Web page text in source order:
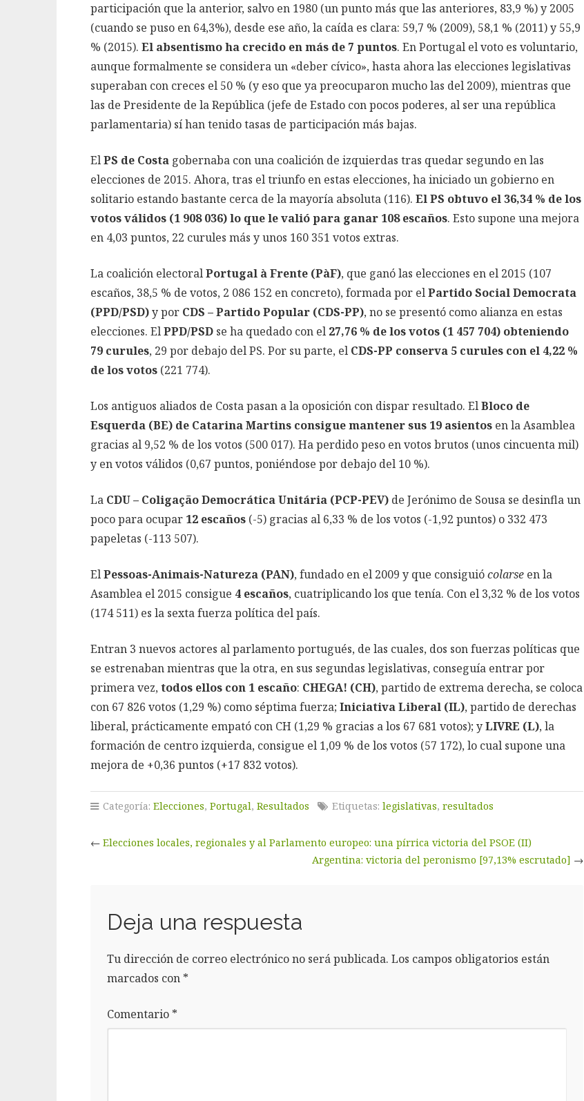
participación que la anterior, salvo en 1980 (un punto más que las anteriores, 83,9 %) y 2005
(cuando se puso en 64,3%), desde ese año, la caída es clara: 59,7 % (2009), 58,1 % (2011) y 55,9
% (2015). El absentismo ha crecido en más de 7 puntos. En Portugal el voto es voluntario,
aunque formalmente se considera un «deber cívico», hasta ahora las elecciones legislativas
superaban con creces el 50 % (y eso que ya preocuparon mucho las del 2009), mientras que
las de Presidente de la República (jefe de Estado con pocos poderes, al ser una república
parlamentaria) sí han tenido tasas de participación más bajas.
ElPS de Costagobernaba con una coalición de izquierdas tras quedar segundo en las
elecciones de 2015. Ahora, tras el triunfo en estas elecciones, ha iniciado un gobierno en
solitario estando bastante cerca de la mayoría absoluta (116). El PS obtuvo el 36,34 % de los
votos válidos (1 908 036) lo que le valió para ganar 108 escaños. Esto supone una mejora
en 4,03 puntos, 22 curules más y unos 160 351 votos extras.
La coalición electoralPortugal à Frente (PàF), que ganó las elecciones en el 2015 (107
escaños, 38,5 % de votos, 2 086 152 en concreto), formada por elPartido Social Democrata
(PPD/PSD)y por CDS – Partido Popular (CDS-PP), no se presentó como alianza en estas
elecciones. ElPPD/PSDse ha quedado con el 27,76 % de los votos (1 457 704) obteniendo
79 curules, 29 por debajo del PS. Por su parte, el CDS-PP conserva 5 curules con el 4,22 %
de los votos(221 774).
Los antiguos aliados de Costa pasan a la oposición con dispar resultado. ElBloco de
Esquerda (BE) de Catarina Martins consigue mantener sus 19 asientosen la Asamblea
gracias al 9,52 % de los votos (500 017). Ha perdido peso en votos brutos (unos cincuenta mil)
y en votos válidos (0,67 puntos, poniéndose por debajo del 10 %).
La CDU – Coligação Democrática Unitária (PCP-PEV)de Jerónimo de Sousa se desinfla un
poco para ocupar 12 escaños(-5) gracias al 6,33 % de los votos (-1,92 puntos) o 332 473
papeletas (-113 507).
ElPessoas-Animais-Natureza (PAN), fundado en el 2009 y que consiguiócolarseen la
Asamblea el 2015 consigue 4 escaños, cuatriplicando los que tenía. Con el 3,32 % de los votos
(174 511) es la sexta fuerza política del país.
Entran 3 nuevos actores al parlamento portugués, de las cuales, dos son fuerzas políticas que
se estrenaban mientras que la otra, en sus segundas legislativas, conseguía entrar por
primera vez,todos ellos con 1 escaño: CHEGA! (CH), partido de extrema derecha, se coloca
con 67 826 votos (1,29 %) como séptima fuerza; Iniciativa Liberal (IL), partido de derechas
liberal, prácticamente empató con CH (1,29 % gracias a los 67 681 votos); yLIVRE (L), la
formación de centro izquierda, consigue el 1,09 % de los votos (57 172), lo cual supone una
mejora de +0,36 puntos (+17 832 votos).
Categoría: Elecciones, Portugal, Resultados Etiquetas: legislativas, resultados
← Elecciones locales, regionales y al Parlamento europeo: una pírrica victoria del PSOE (II)
Argentina: victoria del peronismo [97,13% escrutado] →
Deja una respuesta
Tu dirección de correo electrónico no será publicada. Los campos obligatorios están
marcados con *
Comentario *